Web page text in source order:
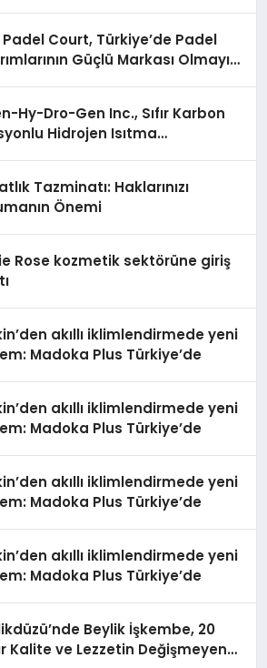
Padel Court, Türkiye’de Padel
Güçlü Markası Olmayı
Hy-Dro-Gen Inc., Sıfır Karbon
Hidrojen Isıtma
Tazminatı: Haklarınızı
Önemi
Rose kozmetik sektörüne giriş
akıllı iklimlendirmede yeni
Madoka Plus Türkiye’de
akıllı iklimlendirmede yeni
Madoka Plus Türkiye’de
akıllı iklimlendirmede yeni
Madoka Plus Türkiye’de
akıllı iklimlendirmede yeni
Madoka Plus Türkiye’de
Beylik İşkembe, 20
Kalite ve Lezzetin Değişmeyen